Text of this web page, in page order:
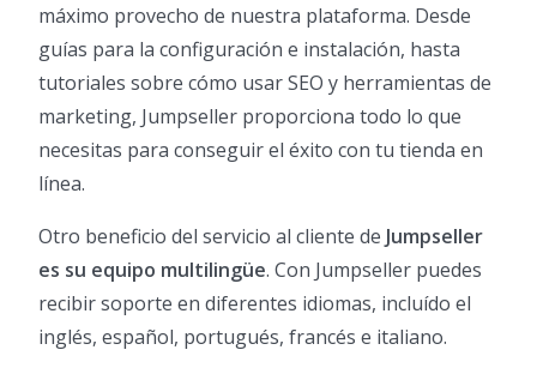
máximo provecho de nuestra plataforma. Desde
guías para la configuración e instalación, hasta
tutoriales sobre cómo usar SEO y herramientas de
marketing, Jumpseller proporciona todo lo que
necesitas para conseguir el éxito con tu tienda en
línea.
Otro beneficio del servicio al cliente de Jumpseller
es su equipo multilingüe. Con Jumpseller puedes
recibir soporte en diferentes idiomas, incluído el
inglés, español, portugués, francés e italiano.